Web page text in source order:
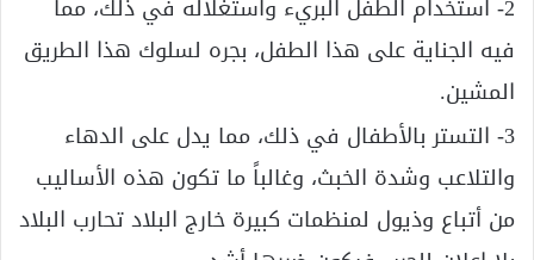
2- استخدام الطفل البريء واستغلاله في ذلك، مما
فيه الجناية على هذا الطفل، بجره لسلوك هذا الطريق
المشين.
3- التستر بالأطفال في ذلك، مما يدل على الدهاء
والتلاعب وشدة الخبث، وغالباً ما تكون هذه الأساليب
من أتباع وذيول لمنظمات كبيرة خارج البلاد تحارب البلاد